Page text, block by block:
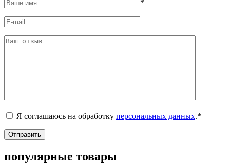
*
Я соглашаюсь на обработку персональных данных.*
популярные товары